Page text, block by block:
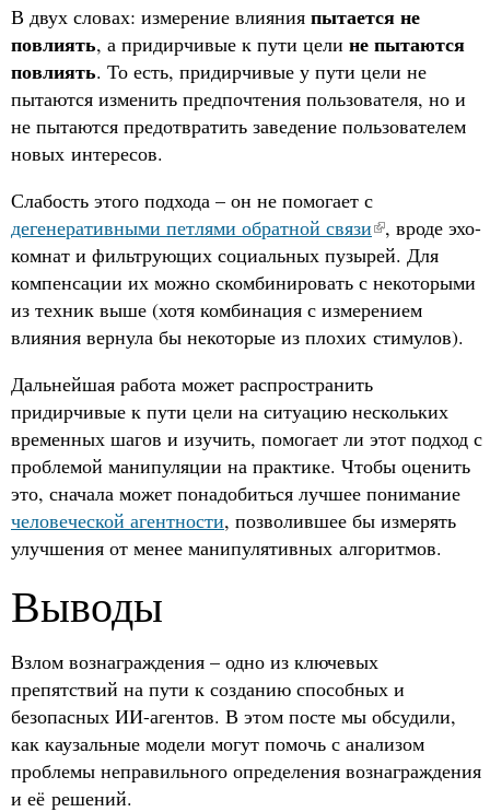
В двух словах: измерение влияния пытается не
повлиять, а придирчивые к пути цели не пытаются
повлиять. То есть, придирчивые у пути цели не
пытаются изменить предпочтения пользователя, но и
не пытаются предотвратить заведение пользователем
новых интересов.
Слабость этого подхода – он не помогает с
дегенеративными петлями обратной связи , вроде эхо-
комнат и фильтрующих социальных пузырей. Для
компенсации их можно скомбинировать с некоторыми
из техник выше (хотя комбинация с измерением
влияния вернула бы некоторые из плохих стимулов).
Дальнейшая работа может распространить
придирчивые к пути цели на ситуацию нескольких
временных шагов и изучить, помогает ли этот подход с
проблемой манипуляции на практике. Чтобы оценить
это, сначала может понадобиться лучшее понимание
человеческой агентности, позволившее бы измерять
улучшения от менее манипулятивных алгоритмов.
Выводы
Взлом вознаграждения – одно из ключевых
препятствий на пути к созданию способных и
безопасных ИИ-агентов. В этом посте мы обсудили,
как каузальные модели могут помочь с анализом
проблемы неправильного определения вознаграждения
и её решений.